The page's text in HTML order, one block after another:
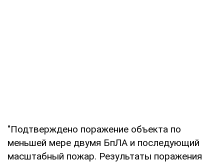
"Подтверждено поражение объекта по
меньшей мере двумя БпЛА и последующий
масштабный пожар. Результаты поражения